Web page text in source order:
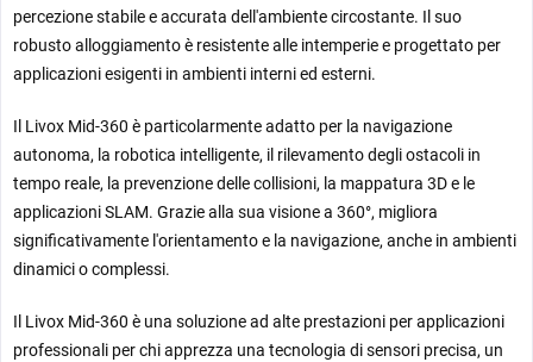
percezione stabile e accurata dell'ambiente circostante. Il suo
robusto alloggiamento è resistente alle intemperie e progettato per
applicazioni esigenti in ambienti interni ed esterni.
Il Livox Mid-360 è particolarmente adatto per la navigazione
autonoma, la robotica intelligente, il rilevamento degli ostacoli in
tempo reale, la prevenzione delle collisioni, la mappatura 3D e le
applicazioni SLAM. Grazie alla sua visione a 360°, migliora
significativamente l'orientamento e la navigazione, anche in ambienti
dinamici o complessi.
Il Livox Mid-360 è una soluzione ad alte prestazioni per applicazioni
professionali per chi apprezza una tecnologia di sensori precisa, un